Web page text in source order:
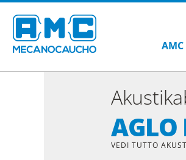
AGLO
VEDI TUTTO